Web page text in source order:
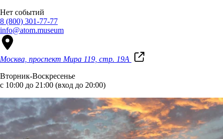
Нет событий
8 (800) 301-77-77
info@atom.museum
Москва, проспект Мира 119, стр. 19А
Вторник-Воскресенье
с 10:00 до 21:00 (вход до 20:00)